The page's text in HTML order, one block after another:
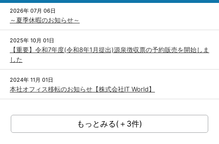
2026年 07月 06日
～夏季休暇のお知らせ～
2025年 10月 01日
【重要】令和7年度(令和8年1月提出)源泉徴収票の予約販売を開始しま
した
2024年 11月 01日
本社オフィス移転のお知らせ【株式会社IT World】
もっとみる(＋3件)